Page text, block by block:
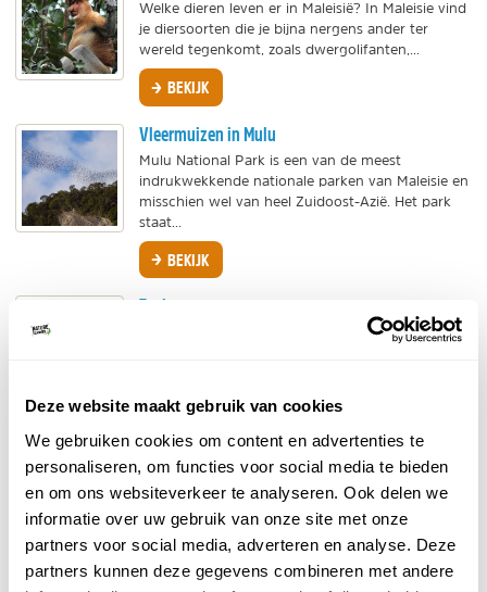
Deze website maakt gebruik van cookies
We gebruiken cookies om content en advertenties te
personaliseren, om functies voor social media te bieden
en om ons websiteverkeer te analyseren. Ook delen we
informatie over uw gebruik van onze site met onze
partners voor social media, adverteren en analyse. Deze
partners kunnen deze gegevens combineren met andere
Welke dieren leven er in Maleisië? In Maleisie vind
je diersoorten die je bijna nergens ander ter
wereld tegenkomt, zoals dwergolifanten,...
BEKIJK
Vleermuizen in Mulu
Mulu National Park is een van de meest
indrukwekkende nationale parken van Maleisie en
misschien wel van heel Zuidoost-Azië. Het park
staat...
BEKIJK
Tapirs
Tapirs zijn grappige dieren die lijken op een mix
BEKIJK
Sabah
Borneo. Met de Unesco World Heritage Site
Kinabalu binnen haar grenzen is Sabah mogelijk
de...
BEKIJK